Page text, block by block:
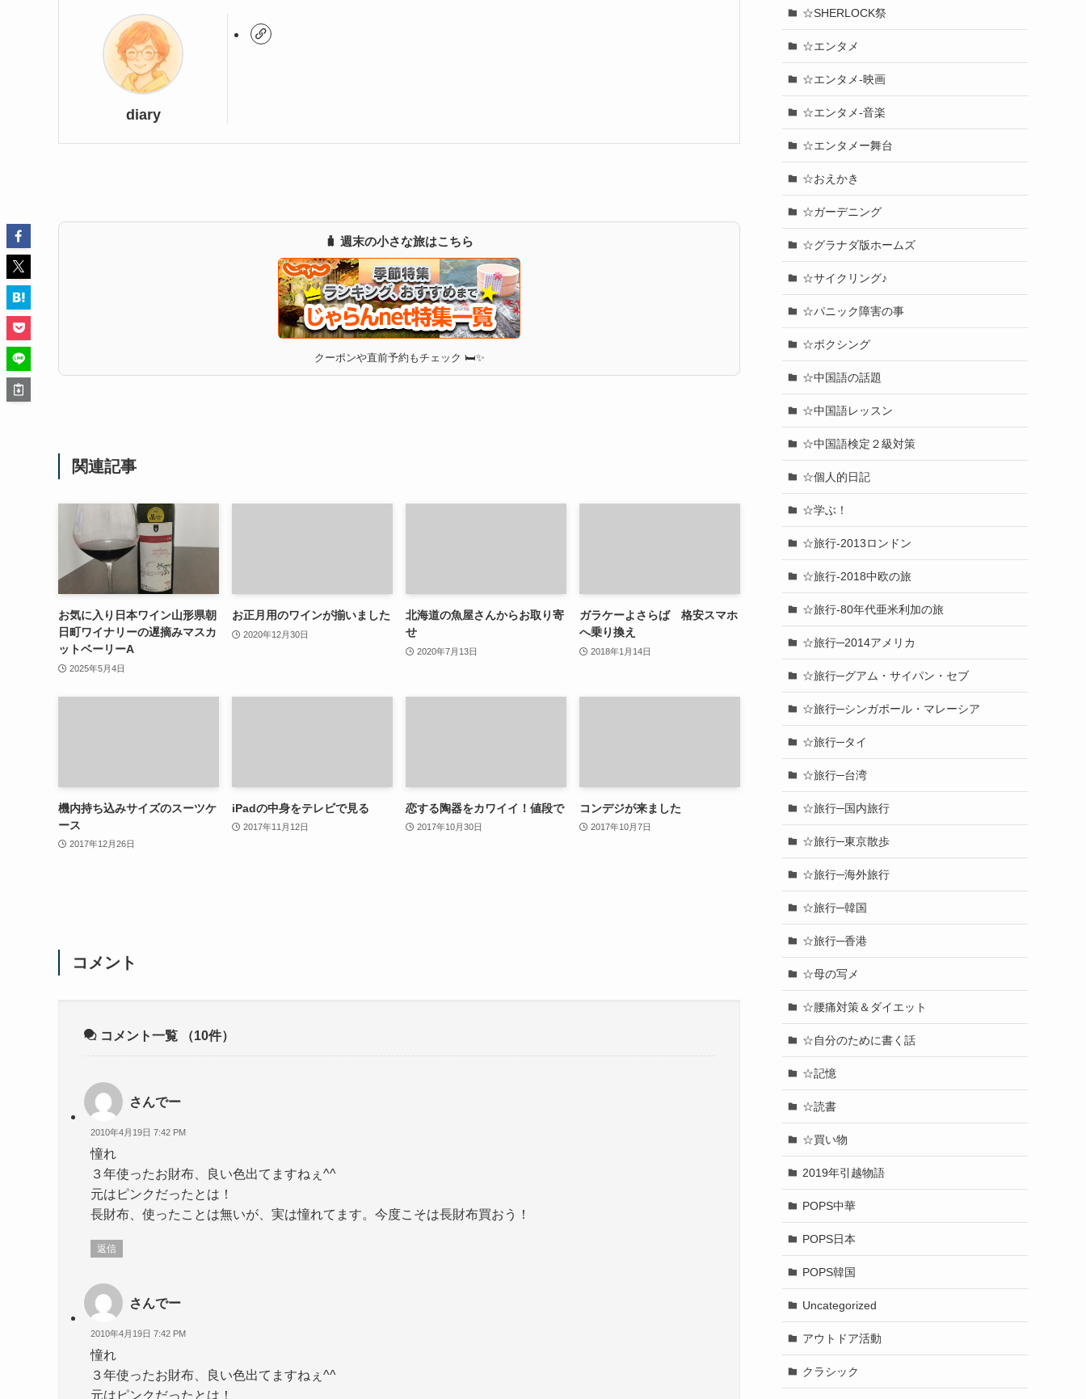
diary
🧳 週末の小さな旅はこちら
クーポンや直前予約もチェック 🛏✨
関連記事
お気に入り日本ワイン山形県朝
日町ワイナリーの遅摘みマスカ
ットベーリーA
2025年5月4日
お正月用のワインが揃いました
2020年12月30日
北海道の魚屋さんからお取り寄
せ
2020年7月13日
ガラケーよさらば 格安スマホ
へ乗り換え
2018年1月14日
機内持ち込みサイズのスーツケ
ース
2017年12月26日
iPadの中身をテレビで見る
2017年11月12日
恋する陶器をカワイイ！値段で
2017年10月30日
コンデジが来ました
2017年10月7日
コメント
コメント一覧 （10件）
さんでー
2010年4月19日 7:42 PM
憧れ
３年使ったお財布、良い色出てますねぇ^^
元はピンクだったとは！
長財布、使ったことは無いが、実は憧れてます。今度こそは長財布買おう！
返信
さんでー
2010年4月19日 7:42 PM
憧れ
３年使ったお財布、良い色出てますねぇ^^
元はピンクだったとは！
☆SHERLOCK祭
☆エンタメ
☆エンタメ-映画
☆エンタメ-音楽
☆エンタメー舞台
☆おえかき
☆ガーデニング
☆グラナダ版ホームズ
☆サイクリング♪
☆パニック障害の事
☆ボクシング
☆中国語の話題
☆中国語レッスン
☆中国語検定２級対策
☆個人的日記
☆学ぶ！
☆旅行-2013ロンドン
☆旅行-2018中欧の旅
☆旅行-80年代亜米利加の旅
☆旅行─2014アメリカ
☆旅行─グアム・サイパン・セブ
☆旅行─シンガポール・マレーシア
☆旅行─タイ
☆旅行─台湾
☆旅行─国内旅行
☆旅行─東京散歩
☆旅行─海外旅行
☆旅行─韓国
☆旅行─香港
☆母の写メ
☆腰痛対策＆ダイエット
☆自分のために書く話
☆記憶
☆読書
☆買い物
2019年引越物語
POPS中華
POPS日本
POPS韓国
Uncategorized
アウトドア活動
クラシック